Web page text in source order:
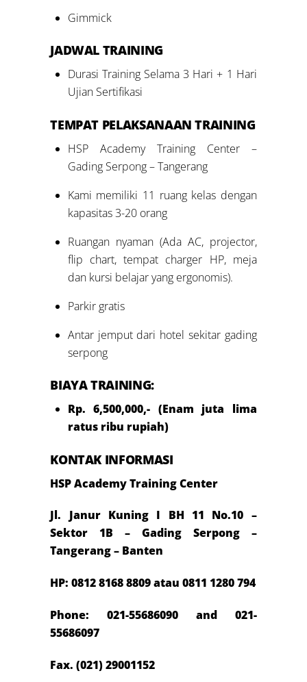
Gimmick
JADWAL TRAINING
Durasi Training Selama 3 Hari + 1 Hari
Ujian Sertifikasi
TEMPAT PELAKSANAAN TRAINING
HSP Academy Training Center –
Gading Serpong – Tangerang
Kami memiliki 11 ruang kelas dengan
kapasitas 3-20 orang
Ruangan nyaman (Ada AC, projector,
flip chart, tempat charger HP, meja
dan kursi belajar yang ergonomis).
Parkir gratis
Antar jemput dari hotel sekitar gading
serpong
BIAYA TRAINING:
Rp. 6,500,000,- (Enam juta lima
ratus ribu rupiah)
KONTAK INFORMASI
HSP Academy Training Center
Jl. Janur Kuning I BH 11 No.10 –
Sektor 1B – Gading Serpong –
Tangerang – Banten
HP: 0812 8168 8809 atau 0811 1280 794
Phone: 021-55686090 and 021-
55686097
Fax. (021) 29001152